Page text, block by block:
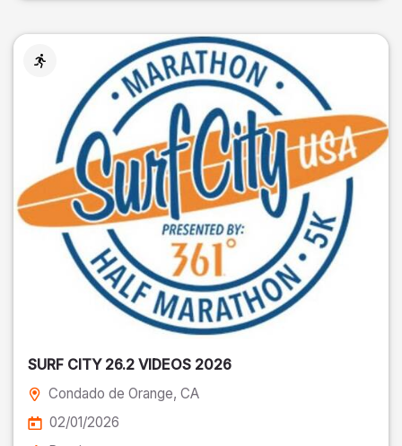
SURF CITY 26.2 VIDEOS 2026
Condado de Orange, CA
02/01/2026